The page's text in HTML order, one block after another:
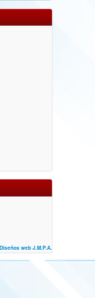
Diseños web J.M.P.A.